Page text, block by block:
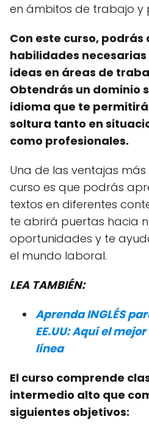
en ámbitos de trabajo y
Con este curso, podrás
habilidades
ideas en áreas de
Obtendrás un dominio
idioma que te
soltura tanto en
como profesionales.
Una de las ventajas
curso es que podrás
textos en diferentes
te abrirá puertas hacia
oportunidades y te
el mundo laboral.
LEA TAMBIÉN:
Aprenda INGLÉS
EE.UU: Aquí el mejor
línea
El curso comprende
intermedio alto que
siguientes objetivos: